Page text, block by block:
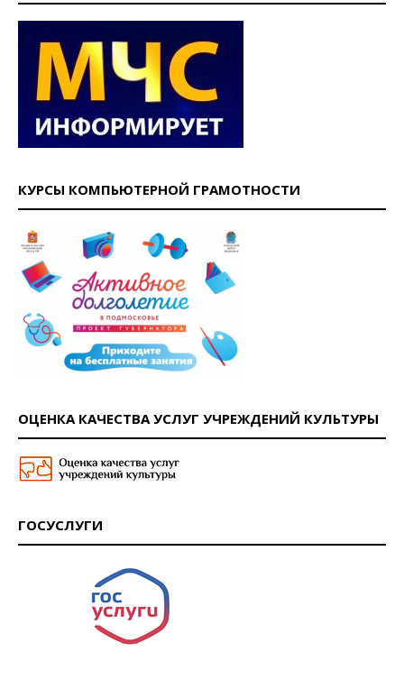
КУРСЫ КОМПЬЮТЕРНОЙ ГРАМОТНОСТИ
ОЦЕНКА КАЧЕСТВА УСЛУГ УЧРЕЖДЕНИЙ КУЛЬТУРЫ
ГОСУСЛУГИ